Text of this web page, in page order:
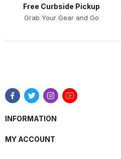
Free Curbside Pickup
Grab Your Gear and Go
INFORMATION
MY ACCOUNT